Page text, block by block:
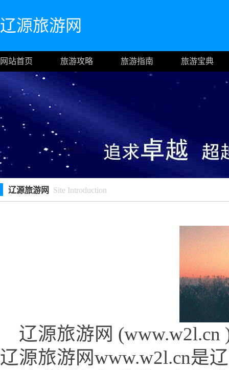
辽源旅游网
网站首页 旅游攻略 旅游指南 旅游宝典
辽源旅游网 Site Introduction
辽源旅游网 (www.w2l.cn
辽源旅游网www.w2l.cn是